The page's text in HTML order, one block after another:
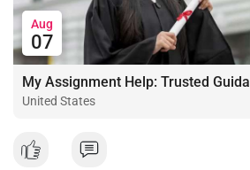
Aug
07
United States